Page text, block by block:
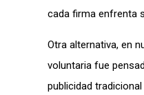
cada firma enfrenta
Otra alternativa, en
voluntaria fue
publicidad